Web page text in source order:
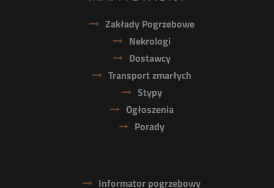
Zakłady Pogrzebowe
Nekrologi
Dostawcy
Transport zmarłych
Stypy
Ogłoszenia
Porady
Informator pogrzebowy